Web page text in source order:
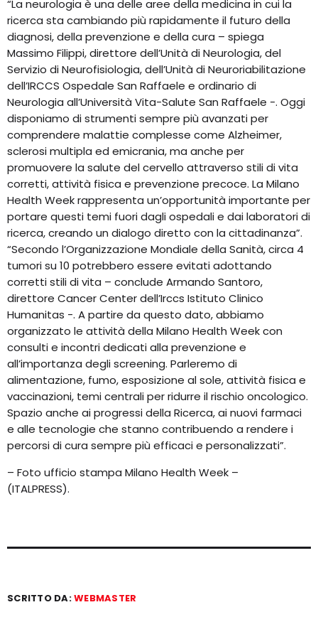
“La neurologia è una delle aree della medicina in cui la
ricerca sta cambiando più rapidamente il futuro della
diagnosi, della prevenzione e della cura – spiega
Massimo Filippi, direttore dell’Unità di Neurologia, del
Servizio di Neurofisiologia, dell’Unità di Neuroriabilitazione
dell’IRCCS Ospedale San Raffaele e ordinario di
Neurologia all’Università Vita-Salute San Raffaele -. Oggi
disponiamo di strumenti sempre più avanzati per
comprendere malattie complesse come Alzheimer,
sclerosi multipla ed emicrania, ma anche per
promuovere la salute del cervello attraverso stili di vita
corretti, attività fisica e prevenzione precoce. La Milano
Health Week rappresenta un’opportunità importante per
portare questi temi fuori dagli ospedali e dai laboratori di
ricerca, creando un dialogo diretto con la cittadinanza”.
“Secondo l’Organizzazione Mondiale della Sanità, circa 4
tumori su 10 potrebbero essere evitati adottando
corretti stili di vita – conclude Armando Santoro,
direttore Cancer Center dell’Irccs Istituto Clinico
Humanitas -. A partire da questo dato, abbiamo
organizzato le attività della Milano Health Week con
consulti e incontri dedicati alla prevenzione e
all’importanza degli screening. Parleremo di
alimentazione, fumo, esposizione al sole, attività fisica e
vaccinazioni, temi centrali per ridurre il rischio oncologico.
Spazio anche ai progressi della Ricerca, ai nuovi farmaci
e alle tecnologie che stanno contribuendo a rendere i
percorsi di cura sempre più efficaci e personalizzati”.
– Foto ufficio stampa Milano Health Week –
(ITALPRESS).
SCRITTO DA:WEBMASTER